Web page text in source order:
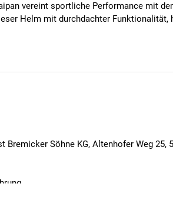
vereint sportliche Performance mit
Helm mit durchdachter
Passform, effizienter Belüftung und der
platzierte Belüftungsöffnungen
Innenpolster für verbesserte
aerodynamische, leise Gurtbänder
Sticker für bessere Sichtbarkeit im
Strukturverstärkung für maximale
mit wiederaufladbarem,
Bremicker Söhne KG, Altenhofer Weg